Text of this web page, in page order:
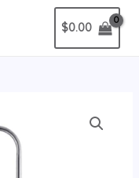
$0.00